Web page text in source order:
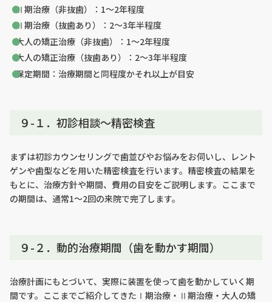
Ⅱ期治療（非抜歯）：1〜2年程度
Ⅱ期治療（抜歯あり）：2〜3年半程度
大人の矯正治療（非抜歯）：1〜2年程度
大人の矯正治療（抜歯あり）：2〜3年半程度
保定期間：治療期間と同程度かそれ以上が目安
９-１．初診相談〜精密検査
まずは初診カウンセリングで歯並びやお悩みをお伺いし、レント
ゲンや歯型などを用いた精密検査を行います。精密検査の結果を
もとに、治療方針や期間、費用の目安をご説明します。ここまで
の期間は、通常1〜2回の来院で完了します。
９-２．動的治療期間（歯を動かす期間）
治療計画にもとづいて、実際に装置を使って歯を動かしていく期
間です。ここまでご紹介してきたⅠ期治療・Ⅱ期治療・大人の矯